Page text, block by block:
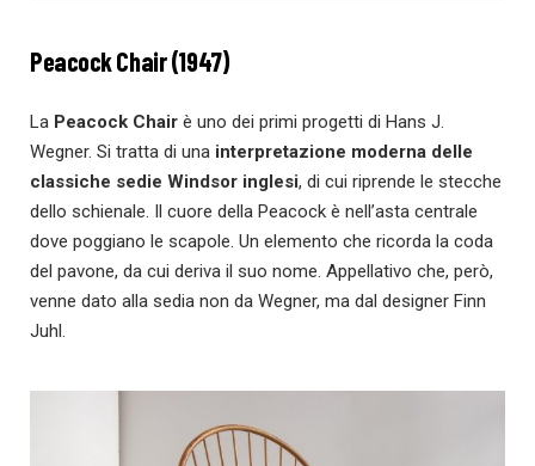
Peacock Chair (1947)
La Peacock Chair è uno dei primi progetti di Hans J.
Wegner. Si tratta di una interpretazione moderna delle
classiche sedie Windsor inglesi, di cui riprende le stecche
dello schienale. Il cuore della Peacock è nell’asta centrale
dove poggiano le scapole. Un elemento che ricorda la coda
del pavone, da cui deriva il suo nome. Appellativo che, però,
venne dato alla sedia non da Wegner, ma dal designer Finn
Juhl.